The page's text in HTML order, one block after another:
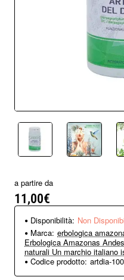
Non Disponibile
a partire da
11,00€
Disponibilità: Non
Marca: erbologica
Erbologica Amazonas
naturali Un marchio italiano
Codice prodotto: artdia-100